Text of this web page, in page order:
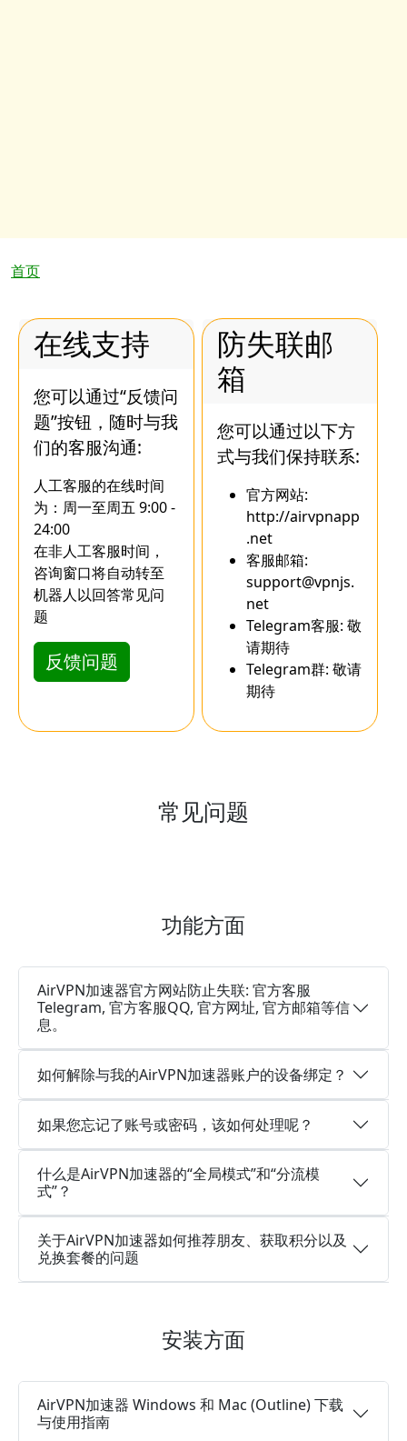
面包屑
首页
在线支持
您可以通过“反馈问
题”按钮，随时与我
们的客服沟通:
人工客服的在线时间
为：周一至周五 9:00 -
24:00
在非人工客服时间，
咨询窗口将自动转至
机器人以回答常见问
题
反馈问题
防失联邮
箱
您可以通过以下方
式与我们保持联系:
官方网站:
http://airvpnapp
.net
客服邮箱:
support@vpnjs.
net
Telegram客服: 敬
请期待
Telegram群: 敬请
期待
常见问题
功能方面
AirVPN加速器官方网站防止失联: 官方客服
Telegram, 官方客服QQ, 官方网址, 官方邮箱等信
息。
如何解除与我的AirVPN加速器账户的设备绑定？
如果您忘记了账号或密码，该如何处理呢？
什么是AirVPN加速器的“全局模式”和“分流模
式”？
关于AirVPN加速器如何推荐朋友、获取积分以及
兑换套餐的问题
安装方面
AirVPN加速器 Windows 和 Mac (Outline) 下载
与使用指南